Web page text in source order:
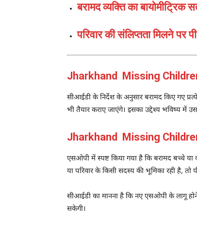
बरामद व्यक्ति का बायोमीट्रिक
परिवार की संलिप्तता मिलने पर
Jharkhand Missing Children
सीआईडी के निर्देश के अनुसार बरामद किए गए
भी तैयार कराए जाएंगे। इसका उद्देश्य भविष्य में
Jharkhand Missing Children
एसओपी में स्पष्ट किया गया है कि बरामद बच्चे
या परिवार के किसी सदस्य की भूमिका रही है, तो
सीआईडी का मानना है कि नए एसओपी के लागू होने
सकेगी।